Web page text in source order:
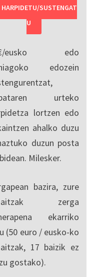
HARPIDETU/SUSTENGAT
U
eusko edo
edozein
urteko
lortzen edo
ahalko duzu
duzun posta
Milesker.
bazira, zure
zerga
ekarriko
(50 euro / eusko-ko
17 baizik ez
gostako).